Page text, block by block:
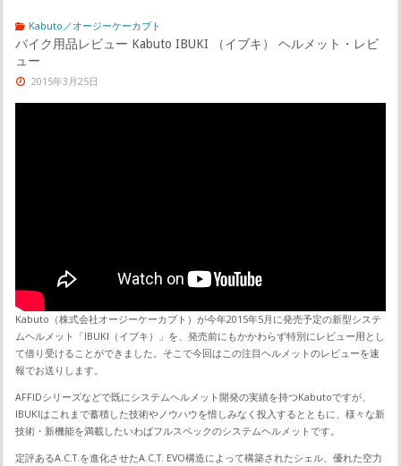
Kabuto／オージーケーカブト
バイク用品レビュー Kabuto IBUKI （イブキ） ヘルメット・レビ
ュー
2015年3月25日
Kabuto（株式会社オージーケーカブト）が今年2015年5月に発売予定の新型システ
ムヘルメット「IBUKI（イブキ）」を、発売前にもかかわらず特別にレビュー用とし
て借り受けることができました。そこで今回はこの注目ヘルメットのレビューを速
報でお送りします。
AFFIDシリーズなどで既にシステムヘルメット開発の実績を持つKabutoですが、
IBUKIはこれまで蓄積した技術やノウハウを惜しみなく投入するとともに、様々な新
技術・新機能を満載したいわばフルスペックのシステムヘルメットです。
定評あるA.C.T.を進化させたA.C.T. EVO構造によって構築されたシェル、優れた空力